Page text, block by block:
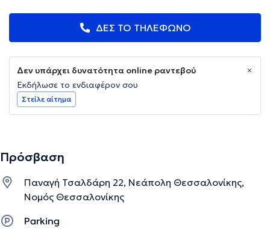
ΔΕΣ ΤΟ ΤΗΛΕΦΩΝΟ
Δεν υπάρχει δυνατότητα online ραντεβού
Εκδήλωσε το ενδιαφέρον σου
Στείλε αίτημα
Πρόσβαση
Παναγή Τσαλδάρη 22, Νεάπολη Θεσσαλονίκης,
Νομός Θεσσαλονίκης
Parking